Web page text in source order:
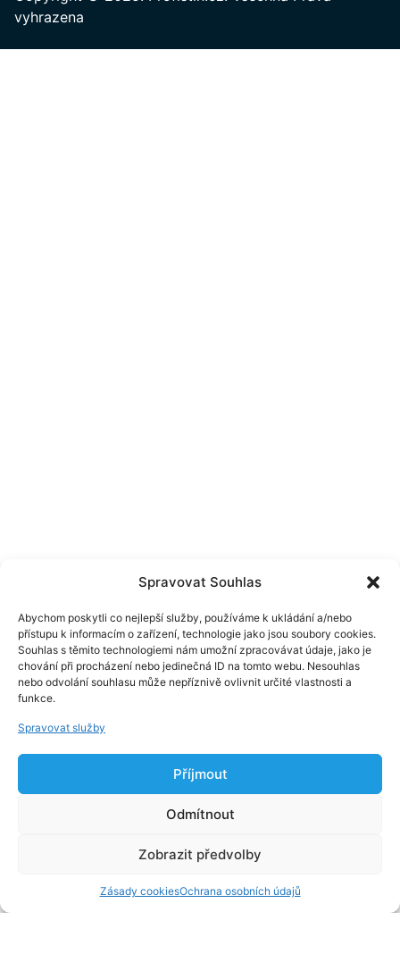
Spravovat Souhlas
Abychom poskytli co nejlepší služby, používáme k ukládání a/nebo
přístupu k informacím o zařízení, technologie jako jsou soubory cookies.
Souhlas s těmito technologiemi nám umožní zpracovávat údaje, jako je
chování při procházení nebo jedinečná ID na tomto webu. Nesouhlas
nebo odvolání souhlasu může nepříznivě ovlivnit určité vlastnosti a
funkce.
Spravovat služby
Příjmout
Odmítnout
Zobrazit předvolby
Zásady cookiesOchrana osobních údajů
vyhrazena